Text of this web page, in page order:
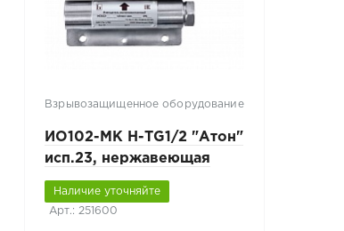
Взрывозащищенное оборудование
ИО102-МК Н-ТG1/2 "Атон"
исп.23, нержавеющая
сталь
Наличие уточняйте
Арт.: 251600